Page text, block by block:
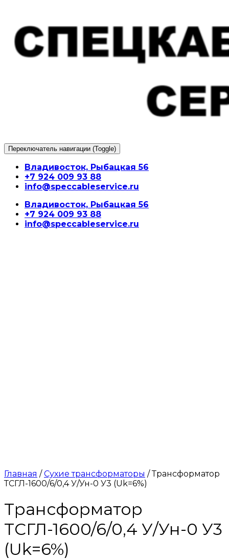
содержимому
Переключатель навигации (Toggle)
Владивосток, Рыбацкая 56
+7 924 009 93 88
info@speccableservice.ru
Владивосток, Рыбацкая 56
+7 924 009 93 88
info@speccableservice.ru
Главная /Сухие трансформаторы / Трансформатор
ТСГЛ-1600/6/0,4 У/Ун-0 У3 (Uk=6%)
Трансформатор
ТСГЛ-1600/6/0,4 У/Ун-0 У3
(Uk=6%)